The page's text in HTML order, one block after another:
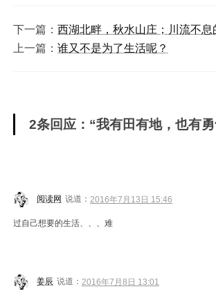
下一篇： 西湖北畔，秋水山庄；川流不息
上一篇： 谁又不是为了生活呢？
2条回应：“我有田有地，也有
阅读网 说道： 2016年7月13日 15:46
过自己想要的生活、、、难
姜辰 说道： 2016年7月8日 13:01